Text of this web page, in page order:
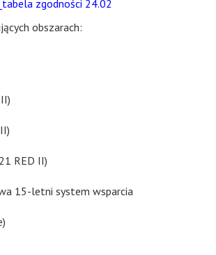
zgodności 24.02
obszarach:
RED II)
15-letni system wsparcia